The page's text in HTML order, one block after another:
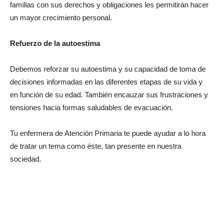
familias con sus derechos y obligaciones les permitirán hacer
un mayor crecimiento personal.
Refuerzo de la autoestima
Debemos reforzar su autoestima y su capacidad de toma de
decisiones informadas en las diferentes etapas de su vida y
en función de su edad. También encauzar sus frustraciones y
tensiones hacia formas saludables de evacuación.
Tu enfermera de Atención Primaria te puede ayudar a lo hora
de tratar un tema como éste, tan presente en nuestra
sociedad.